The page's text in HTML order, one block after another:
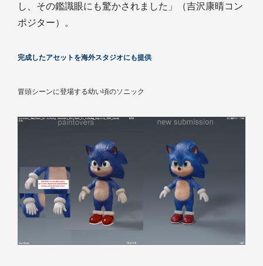
し、その鑑識眼にも驚かされました」（吉沢康晴コン
ポジター）。
完成したアセットを海外スタジオにも提供
冒頭シーンに登場する幼い頃のソニック